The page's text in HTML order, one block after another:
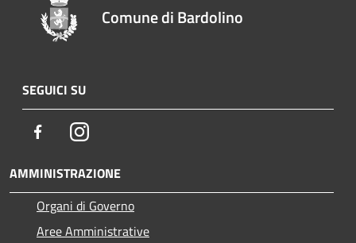
Comune di Bardolino
SEGUICI SU
FacebookInstagram
AMMINISTRAZIONE
Organi di Governo
Aree Amministrative